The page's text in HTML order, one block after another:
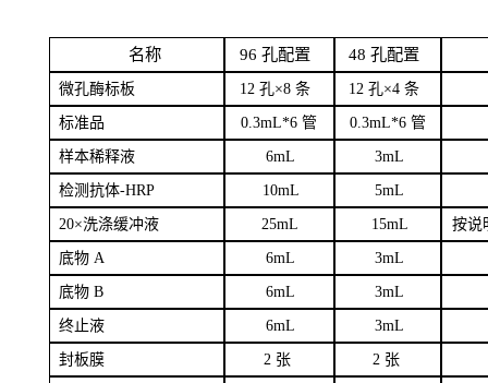
名称 96 孔配置 48 孔配置
微孔酶标板 12 孔×8 条 12 孔×4 条
标准品 0.3mL*6 管 0.3mL*6 管
样本稀释液 6mL 3mL
检测抗体-HRP 10mL 5mL
20×洗涤缓冲液 25mL 15mL 按说
底物A 6mL 3mL
底物B 6mL 3mL
终止液 6mL 3mL
封板膜 2 张 2 张